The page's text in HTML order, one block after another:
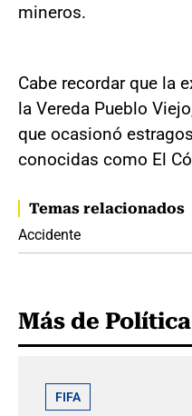
mineros.
Cabe recordar que la
la Vereda Pueblo
que ocasionó
conocidas como El
Temas relacionados
Accidente
Más de Política
FIFA